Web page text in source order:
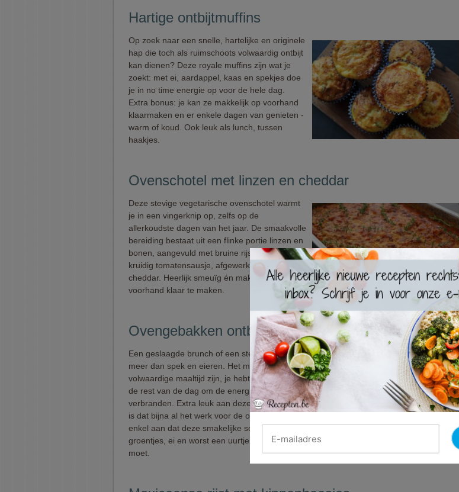
Hartige ontbijtmuffins
Op zoek naar een snelle, hartelijke en originele
hap die toch als ruimschoots volwaardig ontbijt
kan dienen? Deze royale muffins zijn wat je
zoekt: met ei, aardappel, kaas en spekjes doe
je in no time energie op voor de hele dag.
Extra bonus: je kan ze makkelijk op voorhand
klaarmaken en er enkele dagen van genieten -
warm of koud. Ook leuk als lunch, tussen
haakjes.
Ovenschotel met linzen en cheddar
Deze stevige vegetarische ovenschotel warmt
je in een vingerknip op, zelfs op de
allerkoudste dagen van het jaar. De smaakvolle
bereiding bestaat uit een flinke portie linzen en
bonen, aangevuld met bruine rijst en een
kruidig tomatensausje, afgewerkt met flink wat
cheddar. Heerlijk smeuïg én makkelijk op
voorhand klaar te maken.
Ovengebakken ontbijtschotel
Een geslaagde brunch of een stevig ontbijt is
meer dan spek en eieren. Het mag gerust een
volwaardige maaltijd zijn, je hebt immers nog
de rest van de dag om de energie te
verbranden. Extra leuk aan deze ontbijtschotel
is dat bijna al het werk voor de oven is. Denk er
enkel aan dat deze smakelijke schotel met
groentjes, ei en worst een uurtje in de oven
moet.